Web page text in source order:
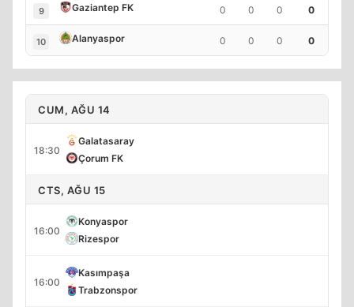
9 Gaziantep FK 0 0 0 0
10 Alanyaspor 0 0 0 0
CUM, AĞU 14
18:30
Galatasaray
Çorum FK
CTS, AĞU 15
16:00
Konyaspor
Rizespor
16:00
Kasımpaşa
Trabzonspor